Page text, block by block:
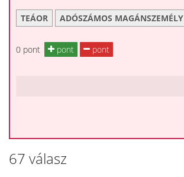
TEÁOR ADÓSZÁMOS MAGÁNSZEMÉLY
0 pont pont pont
67 válasz